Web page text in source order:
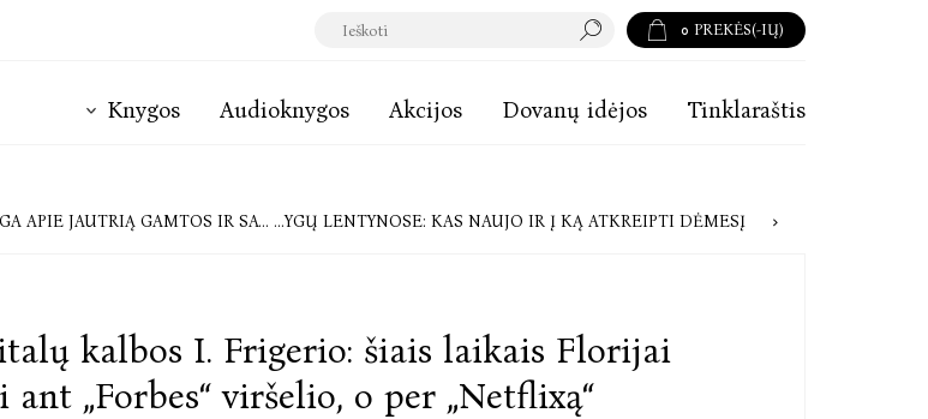
0 PREKĖS(-IŲ)
Knygos Audioknygos Akcijos Dovanų idėjos Tinklaraštis
GAMTOS IR SAVĘS PRISIJAUKINIMO KELIONĘ RUDUO VAIKŲ KNYGŲ LENTYNOSE: KAS NAUJO IR Į KĄ ATKREIPTI DĖMESĮ
kalbos I. Frigerio: šiais laikais Florijai
„Forbes“ viršelio, o per „Netflixą“